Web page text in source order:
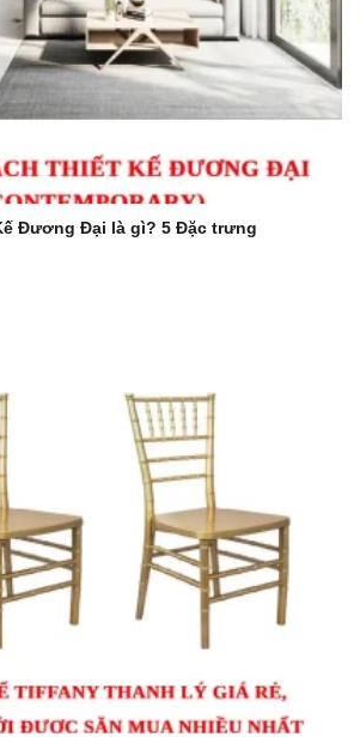
Đương Đại là gì? 5 Đặc trưng